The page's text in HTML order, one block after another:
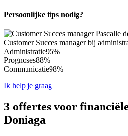
Persoonlijke tips nodig?
Customer Succes manager bij
Administratie95%
Prognoses88%
Communicatie98%
Ik help je graag
3 offertes voor
Doniaga